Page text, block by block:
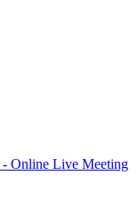
- Online Live Meeting